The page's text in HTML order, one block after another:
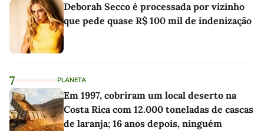
Deborah Secco é processada por vizinho
que pede quase R$ 100 mil de indenização
7 PLANETA
Em 1997, cobriram um local deserto na
Costa Rica com 12.000 toneladas de cascas
de laranja; 16 anos depois, ninguém